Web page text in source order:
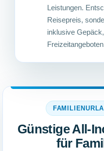
Leistungen.
Reisepreis,
inklusive
Günstige All-
für